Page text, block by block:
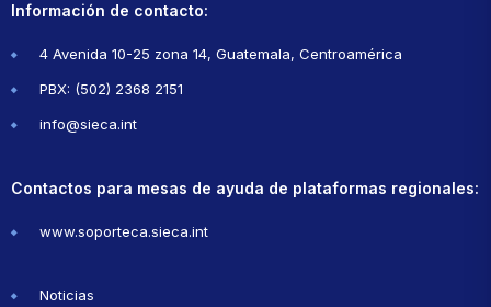
Información de contacto:
4 Avenida 10-25 zona 14, Guatemala, Centroamérica
PBX: (502) 2368 2151
info@sieca.int
Contactos para mesas de ayuda de plataformas regionales:
www.soporteca.sieca.int
Noticias